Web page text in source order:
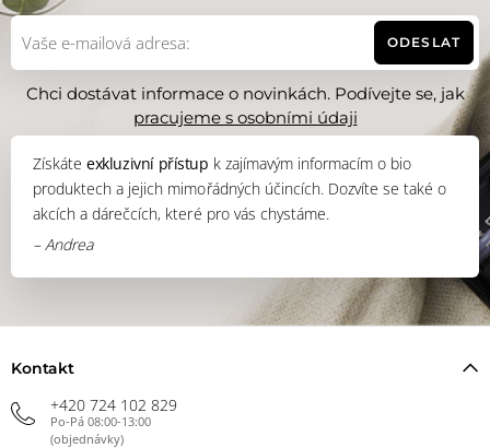
ODESLAT
Chci dostávat informace o novinkách. Podívejte se, jak
pracujeme s osobními údaji
Získáteexkluzivní přístup k zajímavým informacím o bio
produktech a jejich mimořádných účincích. Dozvíte se také o
akcích a dárečcích, které pro vás chystáme.
– Andrea
Kontakt
+420 724 102 829
Po-Pá 08:00-13:00
(objednávky)